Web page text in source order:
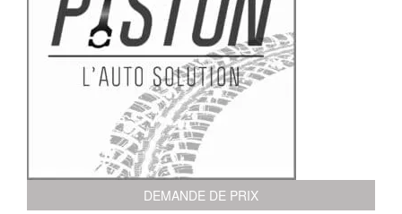
DEMANDE DE PRIX